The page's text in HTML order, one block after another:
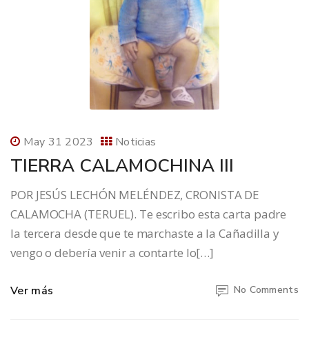
May 31 2023 Noticias
TIERRA CALAMOCHINA III
POR JESÚS LECHÓN MELÉNDEZ, CRONISTA DE
CALAMOCHA (TERUEL). Te escribo esta carta padre
la tercera desde que te marchaste a la Cañadilla y
vengo o debería venir a contarte lo[…]
Ver más No Comments